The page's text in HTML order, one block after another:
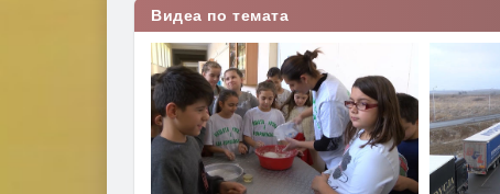
Видеа по темата